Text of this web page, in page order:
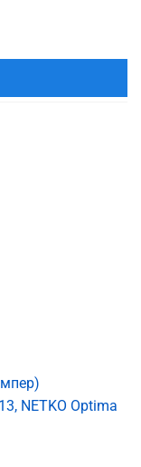
NETKO Optima